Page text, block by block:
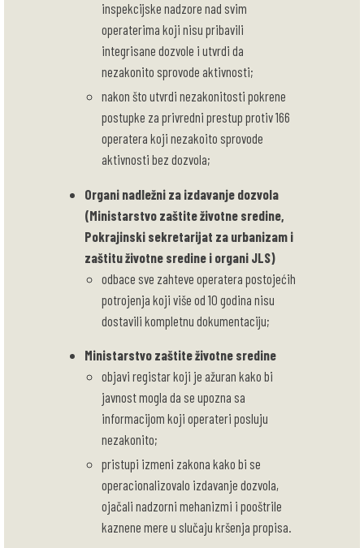
inspekcijske nadzore nad svim
operaterima koji nisu pribavili
integrisane dozvole i utvrdi da
nezakonito sprovode aktivnosti;
nakon što utvrdi nezakonitosti pokrene
postupke za privredni prestup protiv 166
operatera koji nezakoito sprovode
aktivnosti bez dozvola;
Organi nadležni za izdavanje dozvola
(Ministarstvo zaštite životne sredine,
Pokrajinski sekretarijat za urbanizam i
zaštitu životne sredine i organi JLS)
odbace sve zahteve operatera postojećih
potrojenja koji više od 10 godina nisu
dostavili kompletnu dokumentaciju;
Ministarstvo zaštite životne sredine
objavi registar koji je ažuran kako bi
javnost mogla da se upozna sa
informacijom koji operateri posluju
nezakonito;
pristupi izmeni zakona kako bi se
operacionalizovalo izdavanje dozvola,
ojačali nadzorni mehanizmi i pooštrile
kaznene mere u slučaju kršenja propisa.